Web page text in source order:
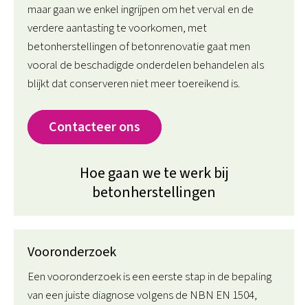
maar gaan we enkel ingrijpen om het verval en de
verdere aantasting te voorkomen, met
betonherstellingen of betonrenovatie gaat men
vooral de beschadigde onderdelen behandelen als
blijkt dat conserveren niet meer toereikend is.
Contacteer ons
Hoe gaan we te werk bij
betonherstellingen
Vooronderzoek
Een vooronderzoek is een eerste stap in de bepaling
van een juiste diagnose volgens de NBN EN 1504,